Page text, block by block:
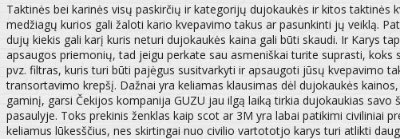
Taktinės bei karinės visų paskirčių ir kategorijų dujokaukės ir kitos
medžiagų kurios gali žaloti kario kvepavimo takus ar pasunkinti jų veiklą.
dujų kiekis gali karį kuris neturi dujokaukės kaina gali būti skaudi. Ir Karys
apsaugos priemonių, tad jeigu perkate sau asmeniškai turite suprasti,
pvz. filtras, kuris turi būti pajėgus susitvarkyti ir apsaugoti jūsų kvepavimo
transortavimo krepšį. Dažnai yra keliamas klausimas dėl dujokaukės
gaminį, garsi Čekijos kompanija GUZU jau ilgą laiką tirkia dujokaukias
pasaulyje. Toks prekinis ženklas kaip scot ar 3M yra labai patikimi civiliniai
keliamus lūkesščius, nes skirtingai nuo civilio vartototjo karys turi atlikti